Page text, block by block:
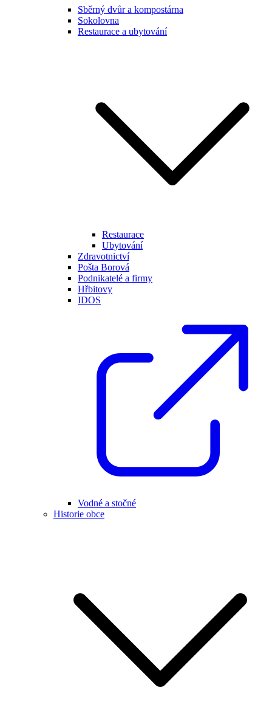
Sběrný dvůr a kompostárna
Sokolovna
Restaurace a ubytování
Restaurace
Ubytování
Zdravotnictví
Pošta Borová
Podnikatelé a firmy
Hřbitovy
IDOS
Vodné a stočné
Historie obce